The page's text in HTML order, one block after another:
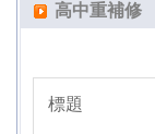
高中多元選修
選課輔導手冊
高中重補修